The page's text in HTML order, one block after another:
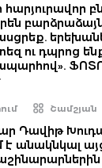
հարյուրավոր
ու դպրոց
Շամշյան
Դավիթ
է անակնկալ